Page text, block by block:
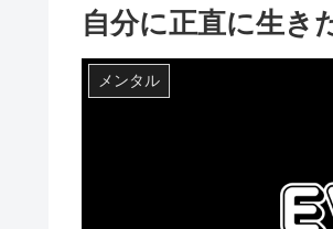
自分に正直に生き
メンタル